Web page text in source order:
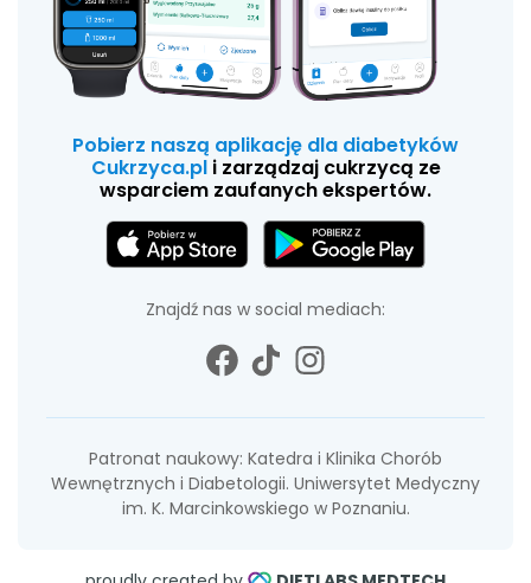
Pobierz naszą aplikację dla diabetyków
Cukrzyca.pli zarządzaj cukrzycą ze
wsparciem zaufanych ekspertów.
Znajdź nas w social mediach:
Patronat naukowy: Katedra i Klinika Chorób
Wewnętrznych i Diabetologii. Uniwersytet Medyczny
im. K. Marcinkowskiego w Poznaniu.